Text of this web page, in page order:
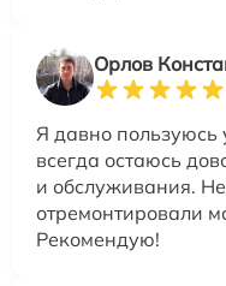
Орлов
Я давно пользуюсь
всегда остаюсь
и обслуживания.
отремонтировали
Рекомендую!